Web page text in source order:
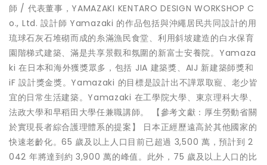
師 / 代表董事，YAMAZAKI KENTARO DESIGN WORKSHOP C
o., Ltd. 設計師 Yamazaki 的作品包括與沖繩居民共同設計的用
琉球石灰石堆砌而成的糸滿漁民食堂、利用斜坡建造的白水保育
園階梯式建築、滿是共享景觀和氛圍的新富士安養院。Yamaza
ki 在日本和海外獲獎眾多，包括 JIA 建築獎、AIJ 新建築師獎和
iF 設計獎金獎。Yamazaki 的目標是設計出不譁眾取寵、老少皆
宜的日常生活建築。Yamazaki 在工學院大學、東京理科大學、
法政大學和早稻田大學任兼職講師。 【參考文獻：厚生勞動省關
於實現長者綜合護理體系的提案】 日本正經歷遠高於其他國家的
快速老齡化。65 歲及以上人口目前已超過 3,500 萬，預計到 2
042 年將達到約 3,900 萬的峰值。此外，75 歲及以上人口的比